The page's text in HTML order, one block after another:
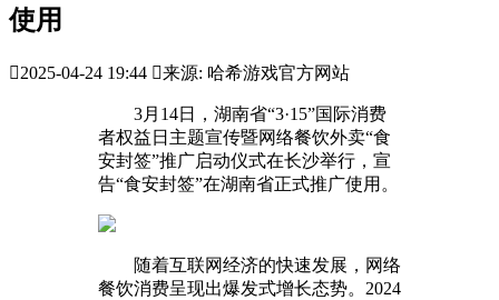
使用
2025-04-24 19:44 来源: 哈希游戏官方网站
3月14日，湖南省“3·15”国际消费
者权益日主题宣传暨网络餐饮外卖“食
安封签”推广启动仪式在长沙举行，宣
告“食安封签”在湖南省正式推广使用。
随着互联网经济的快速发展，网络
餐饮消费呈现出爆发式增长态势。2024